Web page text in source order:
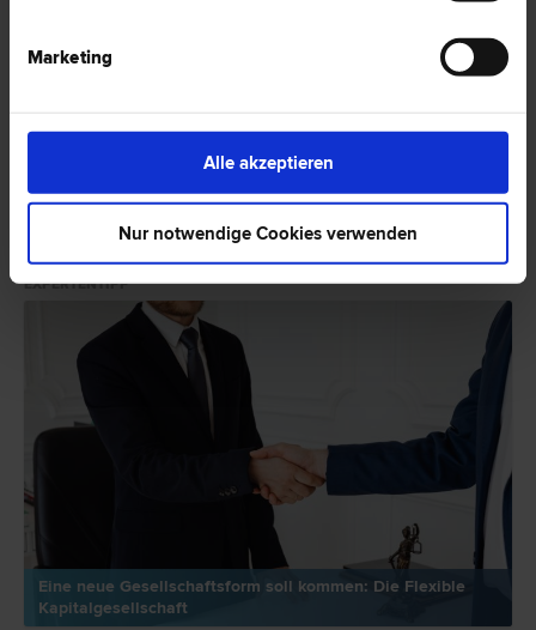
Marketing
Alle akzeptieren
Nur notwendige Cookies verwenden
Abzugsfähigkeit von Schadenersatzzahlungen und
Betrieblich/beruflich veranlasste Schadenersatzzahlungen und
Verteidigungskosten können unter bestimmten Voraussetzungen
HIER ZUM ARTIKEL ›
EXPERTENTIPP
Eine neue Gesellschaftsform soll kommen: Die Flexible
Kapitalgesellschaft